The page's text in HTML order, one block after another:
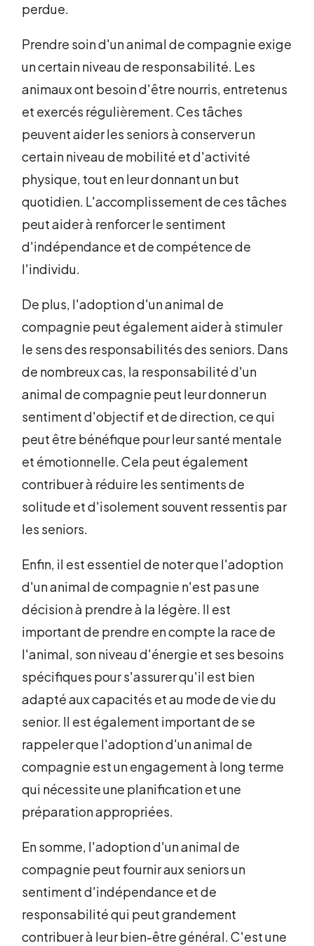
perdue.
Prendre soin d'un animal de compagnie exige
un certain niveau de responsabilité. Les
animaux ont besoin d'être nourris, entretenus
et exercés régulièrement. Ces tâches
peuvent aider les seniors à conserver un
certain niveau de mobilité et d'activité
physique, tout en leur donnant un but
quotidien. L'accomplissement de ces tâches
peut aider à renforcer le sentiment
d'indépendance et de compétence de
l'individu.
De plus, l'adoption d'un animal de
compagnie peut également aider à stimuler
le sens des responsabilités des seniors. Dans
de nombreux cas, la responsabilité d'un
animal de compagnie peut leur donner un
sentiment d'objectif et de direction, ce qui
peut être bénéfique pour leur santé mentale
et émotionnelle. Cela peut également
contribuer à réduire les sentiments de
solitude et d'isolement souvent ressentis par
les seniors.
Enfin, il est essentiel de noter que l'adoption
d'un animal de compagnie n'est pas une
décision à prendre à la légère. Il est
important de prendre en compte la race de
l'animal, son niveau d'énergie et ses besoins
spécifiques pour s'assurer qu'il est bien
adapté aux capacités et au mode de vie du
senior. Il est également important de se
rappeler que l'adoption d'un animal de
compagnie est un engagement à long terme
qui nécessite une planification et une
préparation appropriées.
En somme, l'adoption d'un animal de
compagnie peut fournir aux seniors un
sentiment d'indépendance et de
responsabilité qui peut grandement
contribuer à leur bien-être général. C'est une